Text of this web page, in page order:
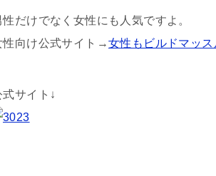
性だけでなく女性にも人気ですよ。
性向け公式サイト→女性もビルドマッ
式サイト↓